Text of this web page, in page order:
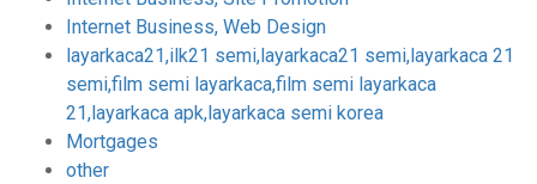
Internet Business, Web Design
layarkaca21,ilk21 semi,layarkaca21 semi,layarkaca 21
semi,film semi layarkaca,film semi layarkaca
21,layarkaca apk,layarkaca semi korea
Mortgages
other